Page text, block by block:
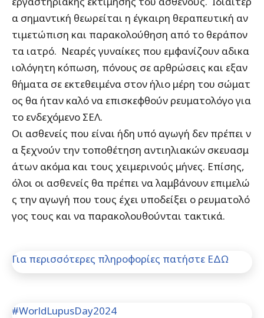
α σημαντική θεωρείται η έγκαιρη θεραπευτική αν
τιμετώπιση και παρακολούθηση από το θεράπον
τα ιατρό. Νεαρές γυναίκες που εμφανίζουν αδικα
ιολόγητη κόπωση, πόνους σε αρθρώσεις και εξαν
θήματα σε εκτεθειμένα στον ήλιο μέρη του σώματ
ος θα ήταν καλό να επισκεφθούν ρευματολόγο για
το ενδεχόμενο ΣΕΛ.
Οι ασθενείς που είναι ήδη υπό αγωγή δεν πρέπει ν
α ξεχνούν την τοποθέτηση αντιηλιακών σκευασμ
άτων ακόμα και τους χειμερινούς μήνες. Επίσης,
όλοι οι ασθενείς θα πρέπει να λαμβάνουν επιμελώ
ς την αγωγή που τους έχει υποδείξει ο ρευματολό
γος τους και να παρακολουθούνται τακτικά.
Για περισσότερες πληροφορίες πατήστε ΕΔΩ
#WorldLupusDay2024